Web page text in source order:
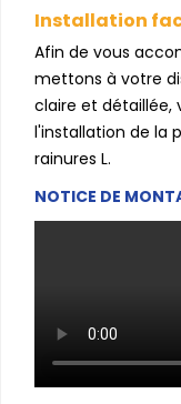
Installation
Afin de vous
mettons à votre
claire et détaillée,
l'installation de la
rainures L.
NOTICE DE